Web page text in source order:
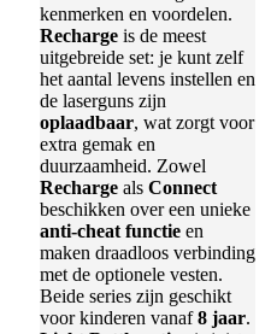
kenmerken en voordelen.
Recharge is de meest
uitgebreide set: je kunt zelf
het aantal levens instellen en
de laserguns zijn
oplaadbaar, wat zorgt voor
extra gemak en
duurzaamheid. Zowel
Recharge als Connect
beschikken over een unieke
anti-cheat functie en
maken draadloos verbinding
met de optionele vesten.
Beide series zijn geschikt
voor kinderen vanaf8 jaar.